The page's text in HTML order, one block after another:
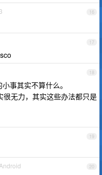
16
3
17
18
事其实不算什么。
无力，其实这些办法都只是
19
20